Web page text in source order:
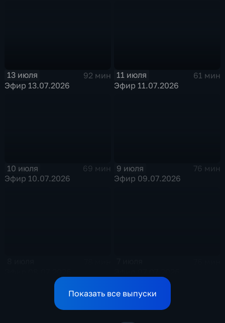
13 июля
92 мин
Эфир 13.07.2026
11 июля
61 мин
Эфир 11.07.2026
10 июля
69 мин
Эфир 10.07.2026
9 июля
76 мин
Эфир 09.07.2026
Показать все выпуски